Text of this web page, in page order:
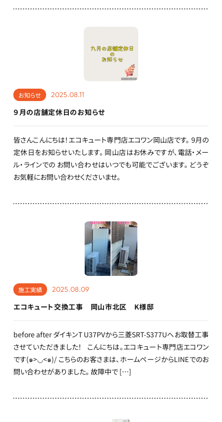
お知らせ 2025.08.11
９月の店舗定休日のお知らせ
皆さんこんにちは！エコキュート専門店エコワン岡山店です。 9月の
定休日をお知らせいたします。 岡山店はお休みですが、電話・メー
ル・ラインでの お問い合わせはいつでも可能でございます。 どうぞ
お気軽にお問い合わせくださいませ。
施工実績 2025.08.09
エコキュート交換工事 岡山市北区 K様邸
before after ダイキンT U37PVから三菱SRT-S377Uへお取替工事
させていただきました！ こんにちは。エコキュート専門店エコワン
です(๑>◡<๑)/ こちらのお客さまは、ホームページからLINEでのお
問い合わせがありました。 故障中で […]